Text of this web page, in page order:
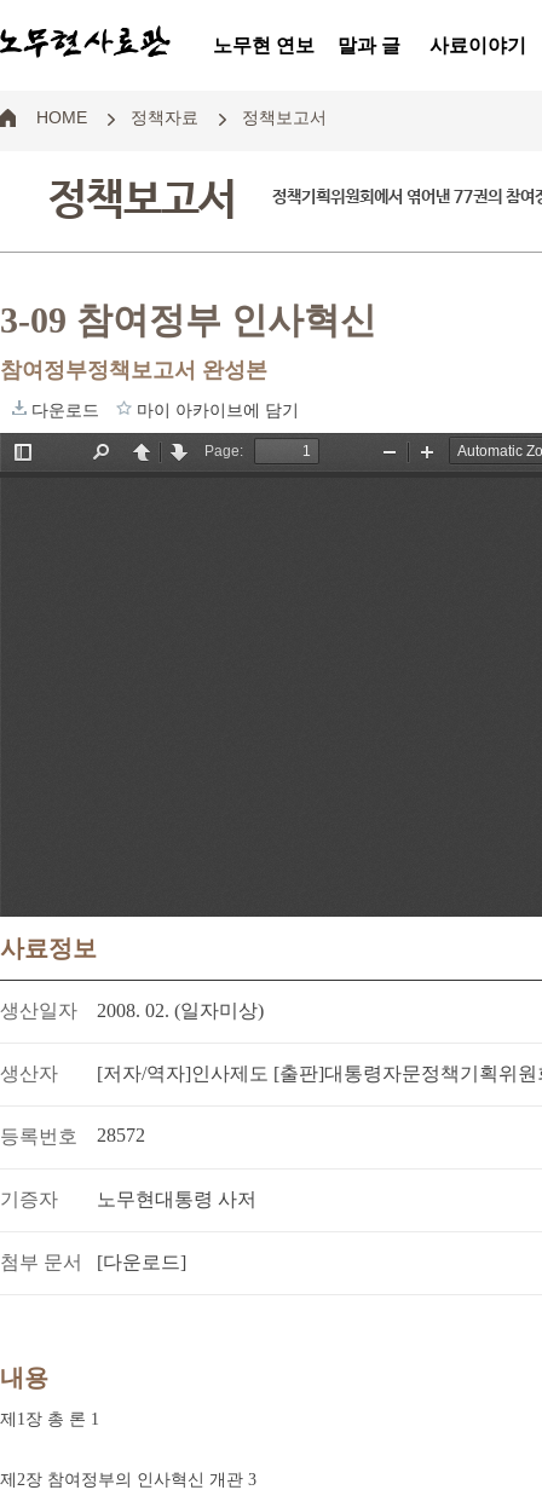
노무현 연보 말과 글 사료이야기
HOME 정책자료 정책보고서
정책보고서 정책기획위원회에서 엮어낸 77권의 참여
3-09 참여정부 인사혁신
참여정부정책보고서 완성본
다운로드 마이 아카이브에 담기
사료정보
생산일자 2008. 02. (일자미상)
생산자 [저자/역자]인사제도 [출판]대통령자문정책기획위원
등록번호 28572
기증자 노무현대통령 사저
첨부 문서 [다운로드]
내용
제1장 총 론 1
제2장 참여정부의 인사혁신 개관 3